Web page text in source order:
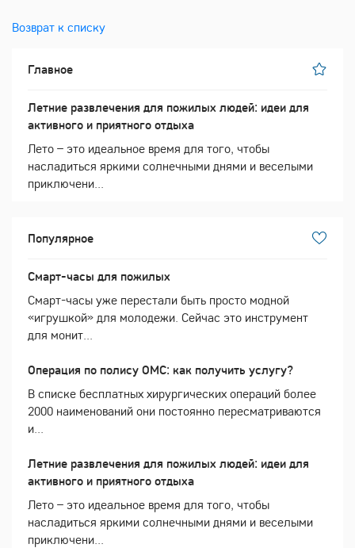
Возврат к списку
Главное
Летние развлечения для пожилых людей: идеи для
активного и приятного отдыха
Лето – это идеальное время для того, чтобы
насладиться яркими солнечными днями и веселыми
приключени...
Популярное
Смарт-часы для пожилых
Смарт-часы уже перестали быть просто модной
«игрушкой» для молодежи. Сейчас это инструмент
для монит...
Операция по полису ОМС: как получить услугу?
В списке бесплатных хирургических операций более
2000 наименований они постоянно пересматриваются
и...
Летние развлечения для пожилых людей: идеи для
активного и приятного отдыха
Лето – это идеальное время для того, чтобы
насладиться яркими солнечными днями и веселыми
приключени...